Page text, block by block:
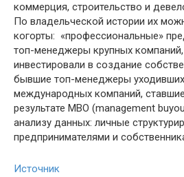
коммерция, строительство и
По владельческой истории их
когорты: «профессиональные»
топ-менеджеры крупных
инвестировали в создание
бывшие топ-менеджеры
международных компаний,
результате MBO (management
анализу данных: личные
предпринимателями и
Источник